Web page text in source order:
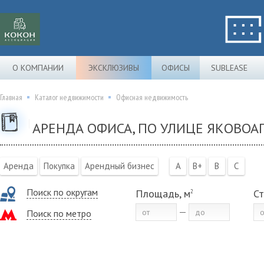
О КОМПАНИИ ЭКСКЛЮЗИВЫ ОФИСЫ SUBLEASE
Главная Каталог недвижимости Офисная недвижимость
АРЕНДА ОФИСА, ПО УЛИЦЕ
Аренда Покупка Арендный бизнес A B+ B C
Поиск по округам
Поиск по метро
Площадь, м2